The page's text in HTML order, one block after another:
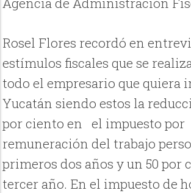
Rosel Flores recordó en
estímulos fiscales que se
todo el empresario que quiera
Yucatán siendo estos la
por ciento en el impuesto por
remuneración del trabajo
primeros dos años y un 50 por
tercer año. En el impuesto de